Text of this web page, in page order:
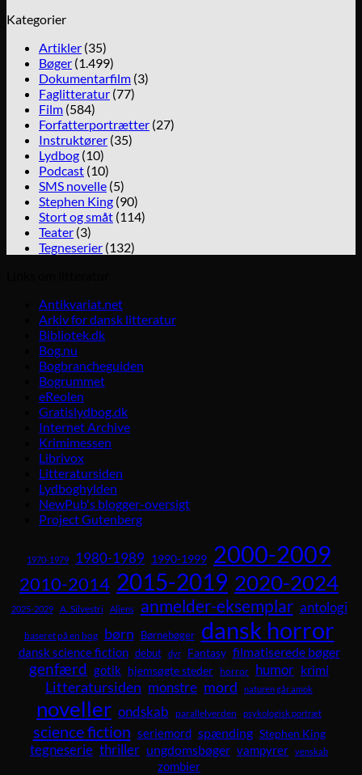
Kategorier
Artikler (35)
Bøger (1.499)
Dokumentarfilm (3)
Faglitteratur (77)
Film (584)
Forfatterportrætter (27)
Instruktører (35)
Lydbog (10)
Podcast (10)
SMS novelle (5)
Stephen King (90)
Stort og småt (114)
Teater (3)
Tegneserier (132)
Antikvariat.net
Arkiv for dansk litteratur
Bibliotek.dk
Bog.nu
Bogbrancheguiden
Bogrummet
eReolen
Gratislydbog.dk
Internet Archive
Krimimessen
Librivox
Litteratursiden
Lydboghylden
NewPub's blogger-oversigt
Project Gutenberg
1970-1979 1980-1989 1990-1999 2000-2009
2010-2014 2015-2019 2020-2024
2025-2029 A. Silvestri Aliens anmelder-eksemplar antologi
baseret på en bog børn Børnebøger dansk horror
dansk science fiction debut dyr Fantasy filmatiserede bøger
genfærd gotik hjemsøgte steder horror humor krimi
Litteratursiden monstre mord naturen går amok
noveller ondskab parallelverden psykologisk portræt
science fiction seriemord spænding Stephen King
tegneserie thriller ungdomsbøger vampyrer venskab
zombier